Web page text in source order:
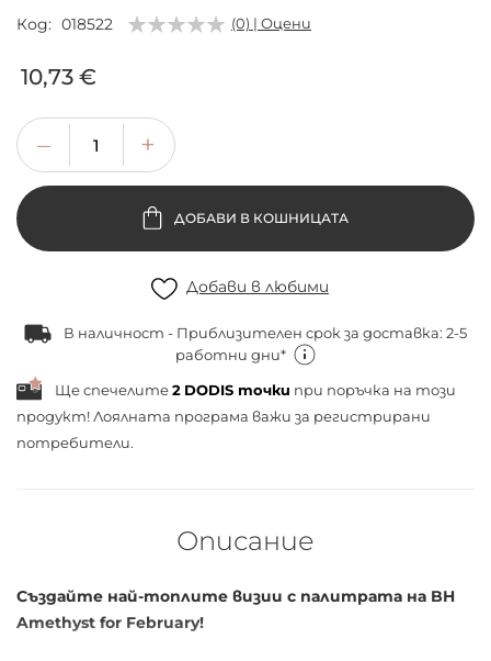
снимки
Код 018522 (0) | Оцени
10,73 €
ДОБАВИ В КОШНИЦАТА
Добави в любими
В наличност - Приблизителен срок за доставка: 2-5
работни дни*
Ще спечелите2 DODIS точки при поръчка на този
продукт! Лоялната програма важи за регистрирани
потребители.
Описание
Създайте най-топлите визии с палитрата на BH
Amethyst for February!